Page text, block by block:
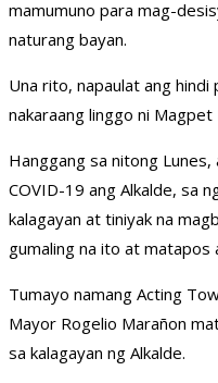
mamumuno para mag-
naturang bayan.
Una rito, napaulat ang
nakaraang linggo ni
Hanggang sa nitong
COVID-19 ang Alkalde, sa
kalagayan at tiniyak na
gumaling na ito at matapos
Tumayo namang Acting
Mayor Rogelio Marañon
sa kalagayan ng Alkalde.